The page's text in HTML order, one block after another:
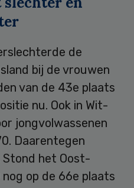
de
bij de vrouwen
van de 43e plaats
nu. Ook in Wit-
jongvolwassenen
Daarentegen
Stond het Oost-
nog op de 66e plaats